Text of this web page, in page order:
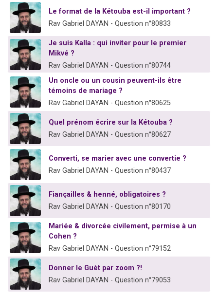
30 personnes viennent de faire un don pour Sauvez la jambe de Yohan
Il reste 49 places pour étudier en groupe sur Zoom
Le format de la Kétouba est-il important ?
Rav Gabriel DAYAN - Question n°80833
Je suis Kalla : qui inviter pour le premier
Mikvé ?
Rav Gabriel DAYAN - Question n°80744
Un oncle ou un cousin peuvent-ils être
témoins de mariage ?
Rav Gabriel DAYAN - Question n°80625
Quel prénom écrire sur la Kétouba ?
Rav Gabriel DAYAN - Question n°80627
Converti, se marier avec une convertie ?
Rav Gabriel DAYAN - Question n°80437
Fiançailles & henné, obligatoires ?
Rav Gabriel DAYAN - Question n°80170
Mariée & divorcée civilement, permise à un
Cohen ?
Rav Gabriel DAYAN - Question n°79152
Donner le Guèt par zoom ?!
Rav Gabriel DAYAN - Question n°79053